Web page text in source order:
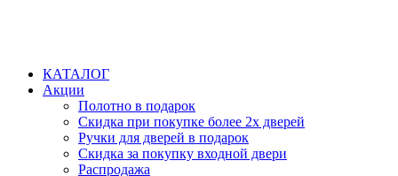
КАТАЛОГ
Акции
Полотно в подарок
Скидка при покупке более 2х дверей
Ручки для дверей в подарок
Скидка за покупку входной двери
Распродажа